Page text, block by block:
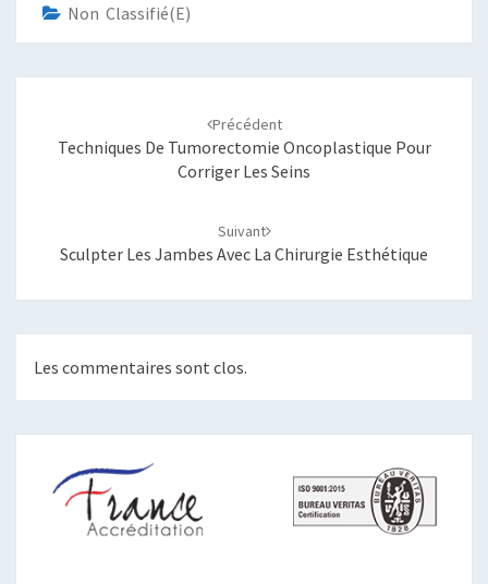
Non Classifié(e)
Précédent
Techniques De Tumorectomie Oncoplastique Pour
Corriger Les Seins
Suivant
Sculpter Les Jambes Avec La Chirurgie Esthétique
Les commentaires sont clos.